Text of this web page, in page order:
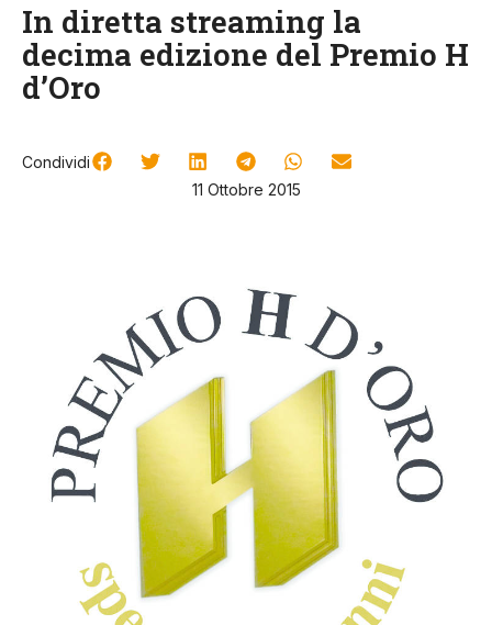
In diretta streaming la
decima edizione del Premio H
d’Oro
Condividi
11 Ottobre 2015